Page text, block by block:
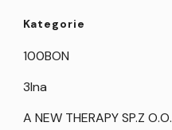
Kategorie
100BON
3Ina
A NEW THERAPY SP.Z O.O.